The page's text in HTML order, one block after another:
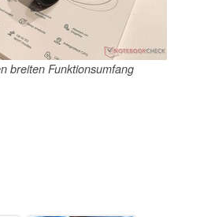
breiten Funktionsumfang